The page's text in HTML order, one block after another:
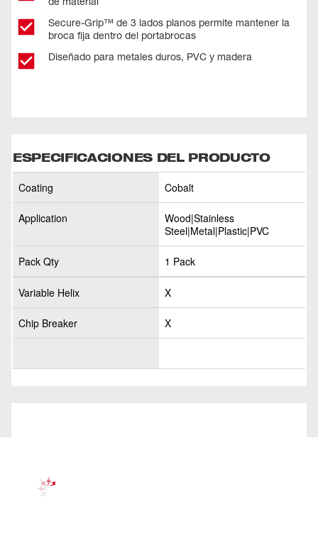
Secure-Grip™ de 3 lados planos permite mantener la
broca fija dentro del portabrocas
Diseñado para metales duros, PVC y madera
ESPECIFICACIONES DEL PRODUCTO
Coating Cobalt
Application
Wood|Stainless
Steel|Metal|Plastic|PVC
Pack Qty 1 Pack
Variable Helix X
Chip Breaker X